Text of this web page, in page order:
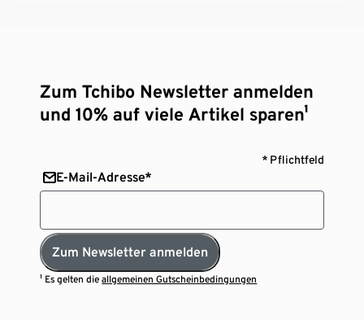
Zum Tchibo Newsletter anmelden
und 10% auf viele Artikel sparen¹
* Pflichtfeld
E-Mail-Adresse*
Zum Newsletter anmelden
¹ Es gelten dieallgemeinen Gutscheinbedingungen